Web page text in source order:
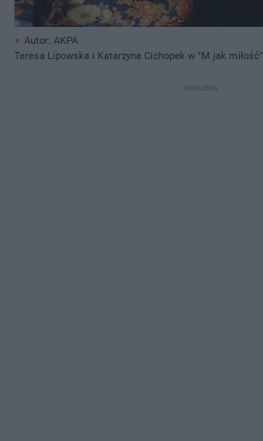
Autor: AKPA
Teresa Lipowska i Katarzyna Cichopek w "M jak miłość"